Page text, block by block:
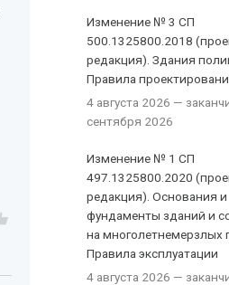
Изменение № 3 СП
500.1325800.2018
редакция). Здания
Правила
4 августа 2026 —
сентября 2026
Изменение № 1 СП
497.1325800.2020
редакция). Основания и
фундаменты зданий и
на многолетнемерзлых
Правила эксплуатации
4 августа 2026 —